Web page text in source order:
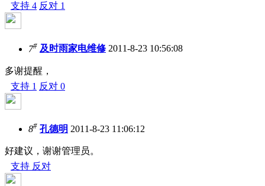
支持 4 反对 1
7# 及时雨家电维修 2011-8-23 10:56:08
多谢提醒，
支持 1 反对 0
8# 孔德明 2011-8-23 11:06:12
好建议，谢谢管理员。
支持 反对